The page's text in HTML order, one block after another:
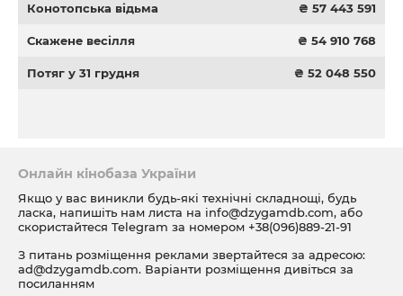
Конотопська відьма ₴ 57 443 591
Скажене весілля ₴ 54 910 768
Потяг у 31 грудня ₴ 52 048 550
Онлайн кінобаза України
Якщо у вас виникли будь-які технічні складнощі, будь
ласка, напишіть нам листа на info@dzygamdb.com, або
скористайтеся Telegram за номером +38(096)889-21-91
З питань розміщення реклами звертайтеся за адресою:
ad@dzygamdb.com. Варіанти розміщення дивіться за
посиланням